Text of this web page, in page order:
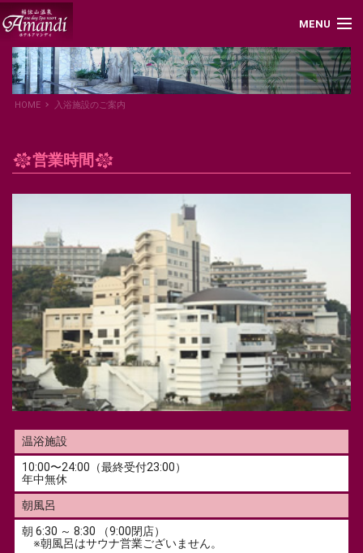
MENU
PCページはこちら
トップページ
ごあんない
ひたる
くつろぐ
とまる
あじわう
あそぶ
お問い合わせ
HOME 入浴施設のご案内
営業時間
温浴施設
10:00〜24:00（最終受付23:00）
年中無休
朝風呂
朝 6:30 ～ 8:30 （9:00閉店）
※朝風呂はサウナ営業ございません。